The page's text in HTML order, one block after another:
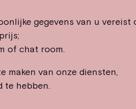
gegevens van u vereist
of chat room.
maken van onze diensten,
te hebben.